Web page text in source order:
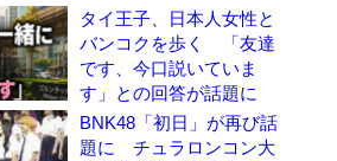
タイ王子、日本人女性と
バンコクを歩く 「友達
です、今口説いていま
す」との回答が話題に
BNK48「初日」が再び話
題に チュラロンコン大